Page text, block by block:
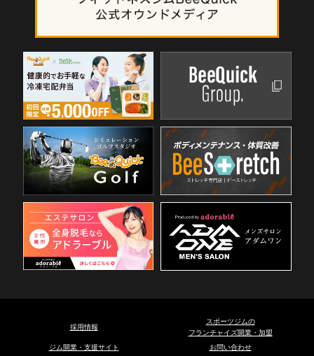
採用情報
スポーツジムの
フランチャイズ開業・加盟
ジム開業・支援サイト
お問い合わせ